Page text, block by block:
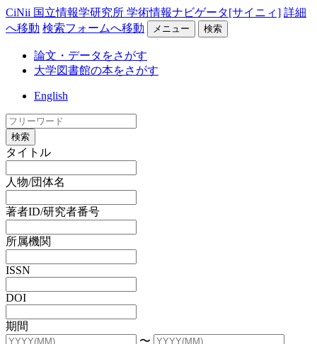
CiNii 国立情報学研究所 学術情報ナビゲータ[サイニィ] 詳細
へ移動 検索フォームへ移動 メニュー 検索
論文・データをさがす
大学図書館の本をさがす
English
検索
タイトル
人物/団体名
著者ID/研究者番号
所属機関
ISSN
DOI
期間
〜